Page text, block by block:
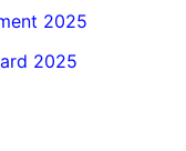
2025
2025